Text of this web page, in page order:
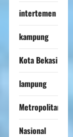
intertemen
kampung
Kota Bekasi
lampung
Metropolitan
Nasional